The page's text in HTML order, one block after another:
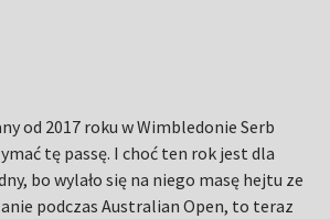
od 2017 roku w Wimbledonie Serb
tę passę. I choć ten rok jest dla
bo wylało się na niego masę hejtu ze
podczas Australian Open, to teraz